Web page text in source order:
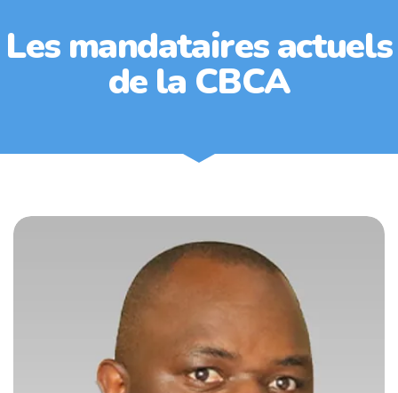
Les mandataires actuels
de la CBCA